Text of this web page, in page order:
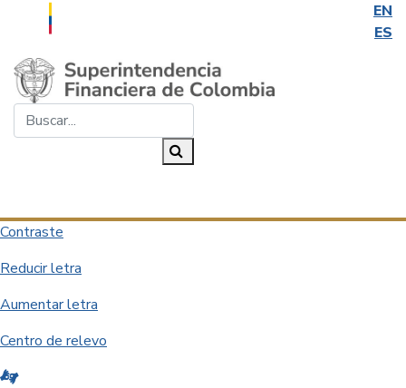
EN
ES
Saltar al contenido principal
Contraste
Reducir letra
Aumentar letra
Centro de relevo